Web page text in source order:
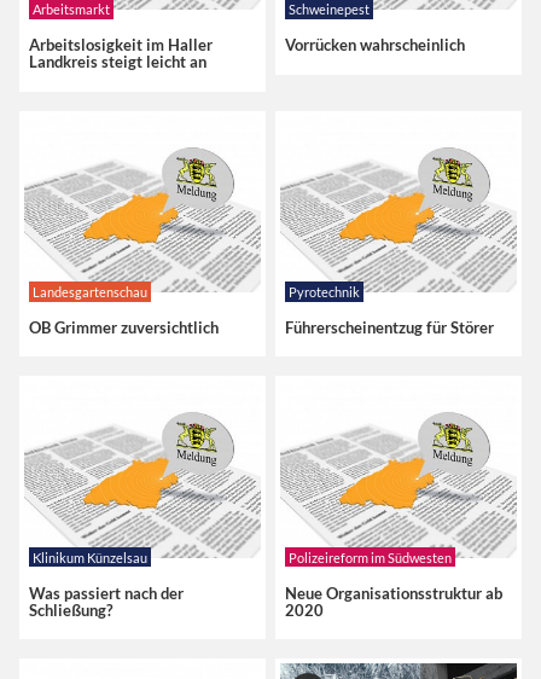
Arbeitsmarkt
Arbeitslosigkeit im Haller
Landkreis steigt leicht an
Schweinepest
Vorrücken wahrscheinlich
Landesgartenschau
OB Grimmer zuversichtlich
Pyrotechnik
Führerscheinentzug für Störer
Klinikum Künzelsau
Was passiert nach der
Schließung?
Polizeireform im Südwesten
Neue Organisationsstruktur ab
2020